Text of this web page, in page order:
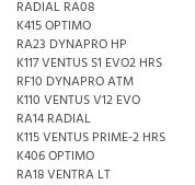
RADIAL RA08
K415 OPTIMO
RA23 DYNAPRO HP
K117 VENTUS S1 EVO2 HRS
RF10 DYNAPRO ATM
K110 VENTUS V12 EVO
RA14 RADIAL
K115 VENTUS PRIME-2 HRS
K406 OPTIMO
RA18 VENTRA LT